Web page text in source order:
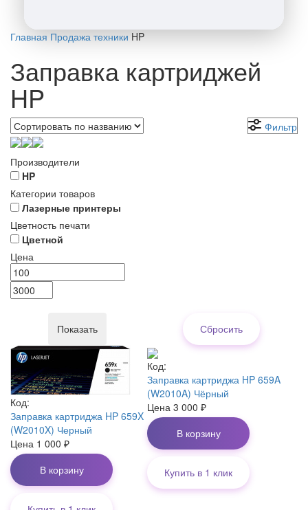
Главная Продажа техники HP
Заправка картриджей
HP
Фильтр
Производители
HP
Категории товаров
Лазерные принтеры
Цветность печати
Цветной
Цена
Код:
Заправка картриджа HP 659X
(W2010X) Черный
Цена 1 000 ₽
В корзину
Код:
Заправка картриджа HP 659A
(W2010A) Чёрный
Цена 3 000 ₽
В корзину
Купить в 1 клик